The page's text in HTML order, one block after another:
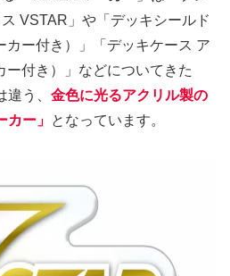
VSTAR」や「デッキシールド
カー付き）」「デッキケース ア
ー付き）」などについてきた
違う、 金色に光るアクリル製の
カー」 となっています。